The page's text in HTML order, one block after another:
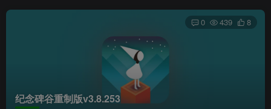
老豆荚 Oldpods版本：v10.3.0 泡芙
纪念碑谷重制版v3.8.253
0 439 8